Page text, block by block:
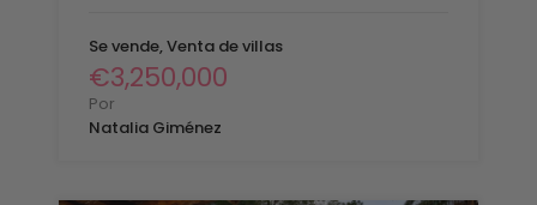
Se vende, Venta de villas
€3,250,000
Por
Natalia Giménez